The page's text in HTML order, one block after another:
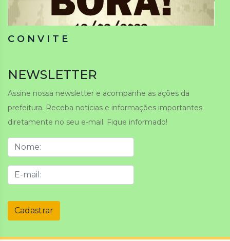
C O N V I T E
NEWSLETTER
Assine nossa newsletter e acompanhe as ações da
prefeitura. Receba notícias e informações importantes
diretamente no seu e-mail. Fique informado!
Cadastrar